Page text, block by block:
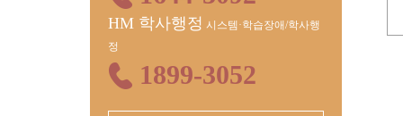
HM 학사행정 시스템·학습장애/학사행
정
1899-3052